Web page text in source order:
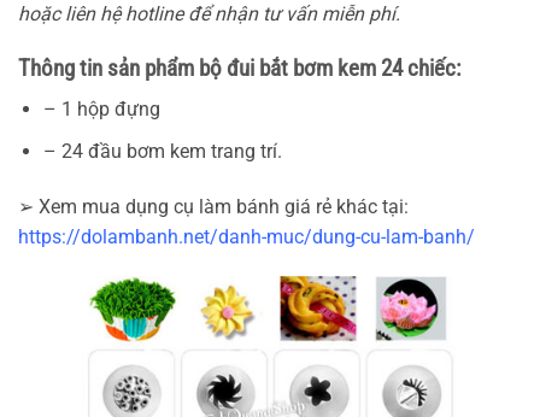
hoặc liên hệ hotline để nhận tư vấn miễn phí.
Thông tin sản phẩm bộ đui bắt bơm kem 24 chiếc:
– 1 hộp đựng
– 24 đầu bơm kem trang trí.
➢ Xem mua dụng cụ làm bánh giá rẻ khác tại:
https://dolambanh.net/danh-muc/dung-cu-lam-banh/